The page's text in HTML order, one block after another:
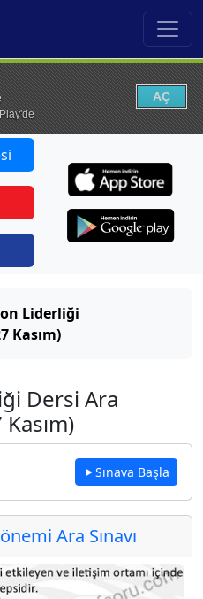
AÇ
Liderliği
Kasım)
Dersi Ara
Sınava Başla
Ara Sınavı